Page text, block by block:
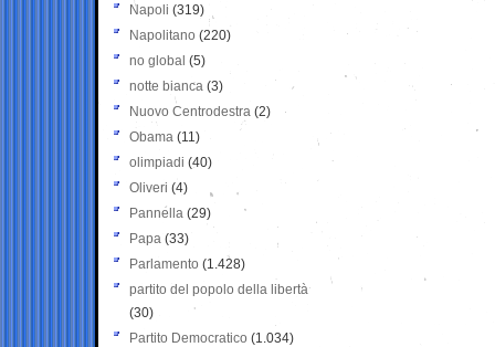
Napoli (319)
Napolitano (220)
no global (5)
notte bianca (3)
Nuovo Centrodestra (2)
Obama (11)
olimpiadi (40)
Oliveri (4)
Pannella (29)
Papa (33)
Parlamento (1.428)
partito del popolo della libertà
(30)
Partito Democratico (1.034)